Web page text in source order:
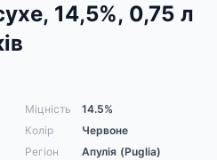
14,5%, 0,75 л
Міцність
14.5%
Колір
Червоне
Регіон
Апулія (Puglia)